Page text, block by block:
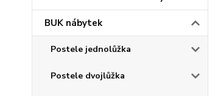
BUK nábytek
Postele jednolůžka
Postele dvojlůžka